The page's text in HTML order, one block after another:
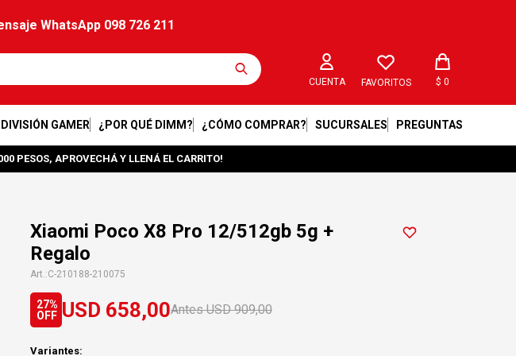
WhatsApp 098 726 211
GAMER ¿POR QUÉ DIMM? ¿CÓMO COMPRAR? SUCURSALES PREGUNTAS
FAVORITOS $ 0
PESOS, APROVECHÁ Y LLENÁ EL CARRITO!
Xiaomi Poco X8 Pro 12/512gb 5g +
Regalo
C-210188-210075
USD 658,00 USD 909,00
27
Variantes: